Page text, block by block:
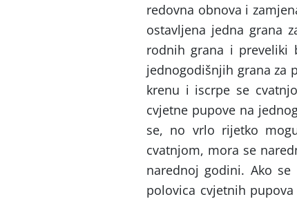
redovna obnova i
ostavljena jedna grana
rodnih grana i preveliki
jednogodišnjih grana za
krenu i iscrpe se
cvjetne pupove na
se, no vrlo rijetko
cvatnjom, mora se
narednoj godini. Ako
polovica cvjetnih